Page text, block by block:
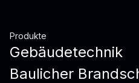
Produkte
Gebäudetechnik
Baulicher